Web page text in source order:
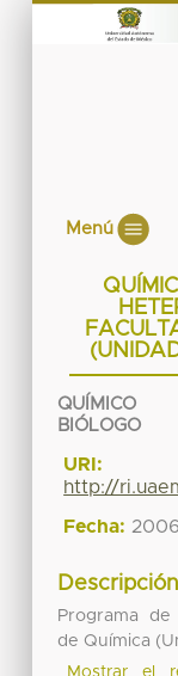
Menú
QUÍMICO
BIÓLOGO
URI:
http://
Fecha: 2006
Programa de
de Química
Mostrar el